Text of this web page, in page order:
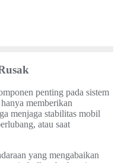
penting pada sistem
memberikan
menjaga stabilitas mobil
atau saat
yang mengabaikan